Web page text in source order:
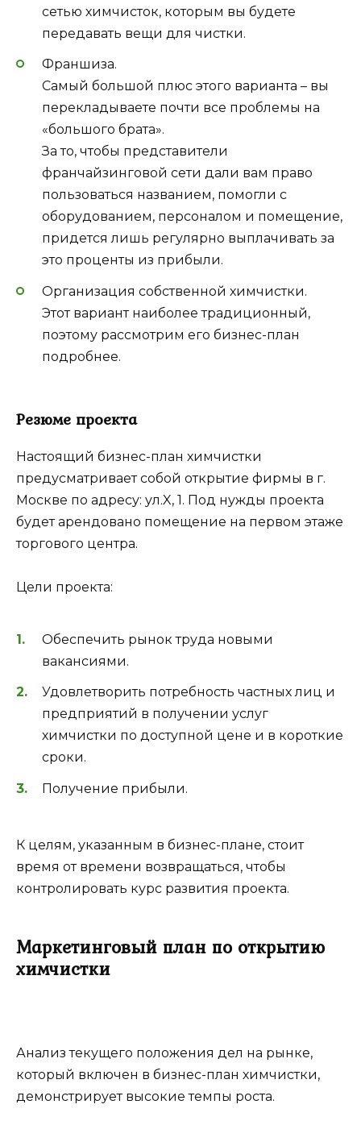
сетью химчисток, которым вы будете
передавать вещи для чистки.
Франшиза.
Самый большой плюс этого варианта – вы
перекладываете почти все проблемы на
«большого брата».
За то, чтобы представители
франчайзинговой сети дали вам право
пользоваться названием, помогли с
оборудованием, персоналом и помещение,
придется лишь регулярно выплачивать за
это проценты из прибыли.
Организация собственной химчистки.
Этот вариант наиболее традиционный,
поэтому рассмотрим его бизнес-план
подробнее.
Резюме проекта
Настоящий бизнес-план химчистки
предусматривает собой открытие фирмы в г.
Москве по адресу: ул.X, 1. Под нужды проекта
будет арендовано помещение на первом этаже
торгового центра.
Цели проекта:
Обеспечить рынок труда новыми
вакансиями.
Удовлетворить потребность частных лиц и
предприятий в получении услуг
химчистки по доступной цене и в короткие
сроки.
Получение прибыли.
К целям, указанным в бизнес-плане, стоит
время от времени возвращаться, чтобы
контролировать курс развития проекта.
Маркетинговый план по открытию
химчистки
Анализ текущего положения дел на рынке,
который включен в бизнес-план химчистки,
демонстрирует высокие темпы роста.